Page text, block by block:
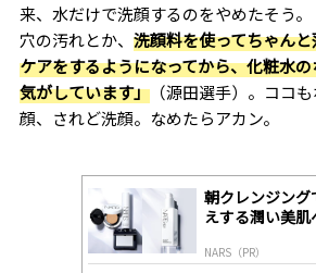
来、水だけで洗顔するのをやめたそう
穴の汚れとか、 洗顔料を使ってちゃん
ケアをするようになってから、化粧水
気がしています」（源田選手）。ココ
顔、されど洗顔。なめたらアカン。
朝クレンジング
えする潤い美肌
NARS（PR）